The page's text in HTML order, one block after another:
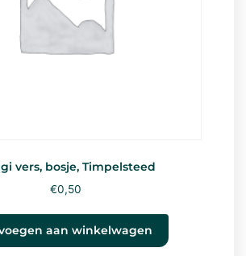
vers, bosje, Timpelsteed
€0,50
aan winkelwagen